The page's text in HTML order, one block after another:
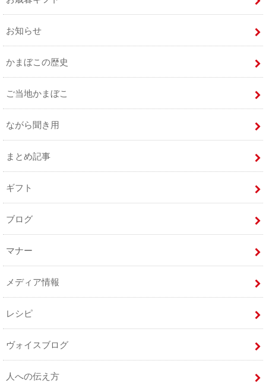
お知らせ
かまぼこの歴史
ご当地かまぼこ
ながら聞き用
まとめ記事
ギフト
ブログ
マナー
メディア情報
レシピ
ヴォイスブログ
人への伝え方